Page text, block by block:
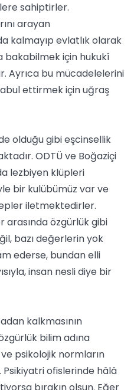
sahiptirler.
arayan
kalmayıp evlatlık olarak
bakabilmek için hukukî
Ayrıca bu mücadelelerini
ettirmek için uğraş
olduğu gibi eşcinsellik
ODTÜ ve Boğaziçi
lezbiyen klüpleri
bir kulübümüz var ve
iletmektedirler.
arasında özgürlük gibi
bazı değerlerin yok
ederse, bundan elli
insan nesli diye bir
kalkmasının
bilim adına
psikolojik normların
Psikiyatri ofislerinde hâlâ